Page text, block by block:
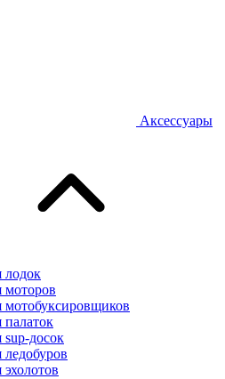
Аксессуары
лодок
моторов
мотобуксировщиков
палаток
sup-досок
ледобуров